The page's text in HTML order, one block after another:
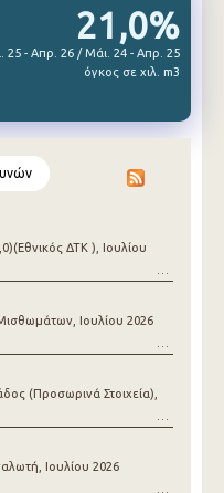
21,0%
25 - Απρ. 26 / Μάι. 24 - Απρ. 25
όγκος σε χιλ. m3
ΔΤΚ ), Ιουλίου
Ιουλίου 2026
(Προσωρινά Στοιχεία),
Ιουλίου 2026